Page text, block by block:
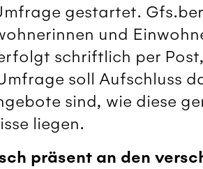
gestartet.
und
schriftlich per
soll Aufschluss
sind, wie diese
liegen.
präsent an den